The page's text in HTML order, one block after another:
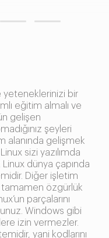
yeteneklerinizi bir
eğitim almalı ve
gelişen
şeyleri
alanında gelişmek
sizi yazılımda
Linux dünya çapında
Diğer işletim
tamamen özgürlük
parçalarını
Windows gibi
izin vermezler.
yani kodlarını